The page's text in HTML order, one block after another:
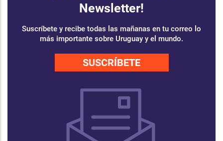
Newsletter!
Suscríbete y recibe todas las mañanas en tu correo lo
más importante sobre Uruguay y el mundo.
SUSCRÍBETE